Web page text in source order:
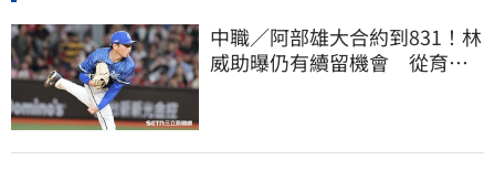
中職／阿部雄大合約到831！林
威助曝仍有續留機會 從育成